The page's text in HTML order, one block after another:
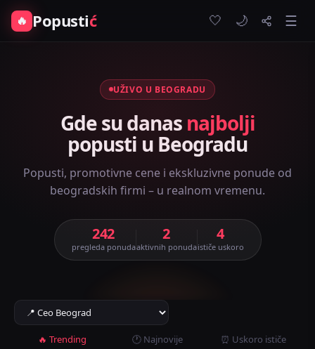
🔥 Popustić 🤍 🌙 ☰
UŽIVO U BEOGRADU
Gde su danas najbolji
popusti u Beogradu
Popusti, promotivne cene i ekskluzivne ponude od
beogradskih firmi – u realnom vremenu.
242
pregleda ponuda
2
aktivnih ponuda
4
ističe uskoro
🔥 Trending 🕐 Najnovije ⏰ Uskoro ističe